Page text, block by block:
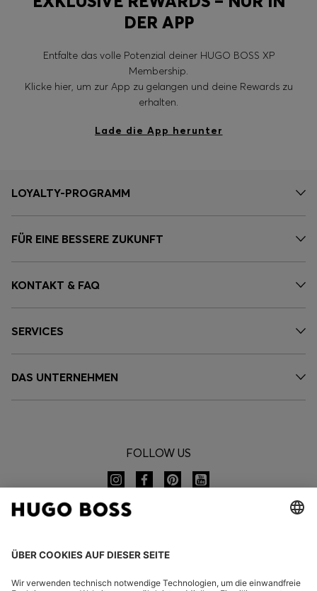
DER APP
Entfalte das volle Potenzial deiner HUGO BOSS XP
Membership.
Klicke hier, um zur App zu gelangen und deine Rewards zu
erhalten.
Lade die App herunter
LOYALTY-PROGRAMM
FÜR EINE BESSERE ZUKUNFT
KONTAKT & FAQ
SERVICES
DAS UNTERNEHMEN
FOLLOW US
CHANGE COUNTRY: